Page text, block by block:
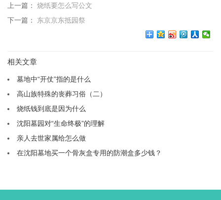
上一篇： 烧纸要怎么写公文
下一篇： 东京京东抵园祭
相关文章
墓地中“开仗”指的是什么
高山族特殊的丧葬习俗（二）
烧纸钱到底是因为什么
沈阳墓园对“生命终极”的理解
亲人去世家属给怎么做
在沈阳墓地买一个骨灰盒专用的防潮盒多少钱？